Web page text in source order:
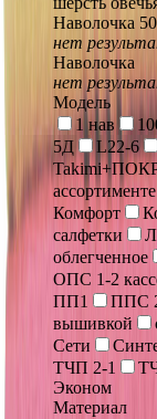
Наволочка
нет
Наволочка
нет
Модель
1 нав
5Д
L22-6
ассортименте
Комфорт
салфетки
облегченное
ОПС 1-2
ПП1
ППС
вышивкой
Сети
ТЧП 2-1
Эконом
Материал